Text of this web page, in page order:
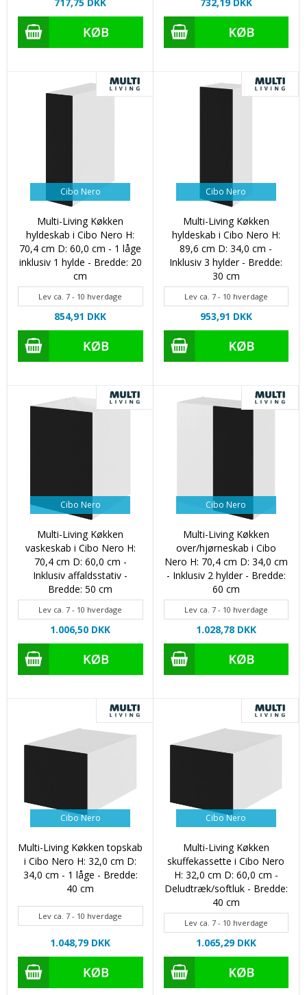
Cibo Nero
Multi-Living Køkken
hyldeskab i Cibo Nero H:
70,4 cm D: 60,0 cm - 1 låge
inklusiv 1 hylde - Bredde: 20
cm
Lev ca. 7 - 10 hverdage
854,91 DKK
Cibo Nero
Multi-Living Køkken
hyldeskab i Cibo Nero H:
89,6 cm D: 34,0 cm -
Inklusiv 3 hylder - Bredde:
30 cm
Lev ca. 7 - 10 hverdage
953,91 DKK
Cibo Nero
Multi-Living Køkken
vaskeskab i Cibo Nero H:
70,4 cm D: 60,0 cm -
Inklusiv affaldsstativ -
Bredde: 50 cm
Lev ca. 7 - 10 hverdage
1.006,50 DKK
Cibo Nero
Multi-Living Køkken
over/hjørneskab i Cibo
Nero H: 70,4 cm D: 34,0 cm
- Inklusiv 2 hylder - Bredde:
60 cm
Lev ca. 7 - 10 hverdage
1.028,78 DKK
Cibo Nero
Multi-Living Køkken topskab
i Cibo Nero H: 32,0 cm D:
34,0 cm - 1 låge - Bredde:
40 cm
Lev ca. 7 - 10 hverdage
1.048,79 DKK
Cibo Nero
Multi-Living Køkken
skuffekassette i Cibo Nero
H: 32,0 cm D: 60,0 cm -
Deludtræk/softluk - Bredde:
40 cm
Lev ca. 7 - 10 hverdage
1.065,29 DKK